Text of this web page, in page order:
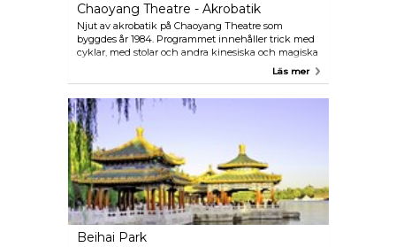
Chaoyang Theatre - Akrobatik
Njut av akrobatik på Chaoyang Theatre som
byggdes år 1984. Programmet innehåller trick med
cyklar, med stolar och andra kinesiska och magiska
knep. Showen varar en timme och är mycketLäs mer
Beihai Park